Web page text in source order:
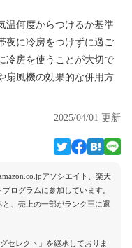
温何度からつけるか基準
夜に冷房をつけずに過ご
冷房を使うことが大切で
扇風機の効果的な併用方
2025/04/01 更新
アソシエイト、楽天
ログラムに参加しています。
、売上の一部がランク王に還
セレクト」を継承しておりま